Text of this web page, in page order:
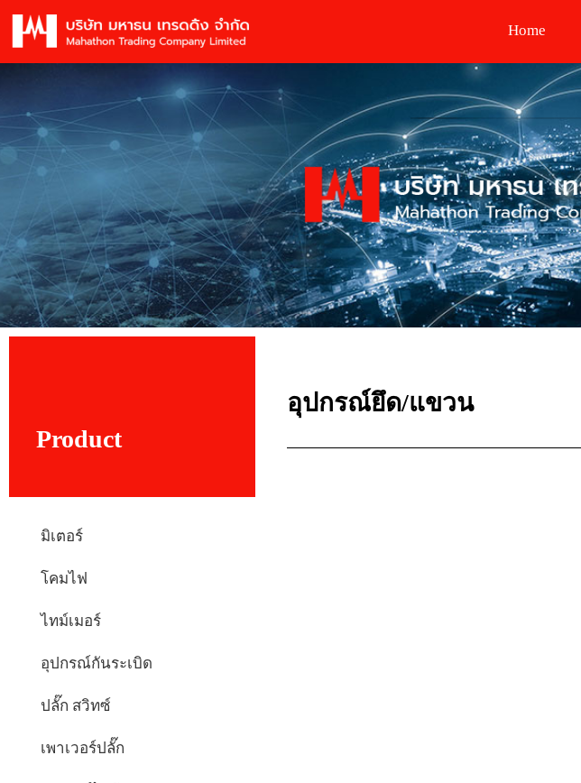
Home
Product
มิเตอร์
โคมไฟ
ไทม์เมอร์
อุปกรณ์กันระเบิด
ปลั๊ก สวิทซ์
เพาเวอร์ปลั๊ก
อุปกรณ์ยึด/แขวน